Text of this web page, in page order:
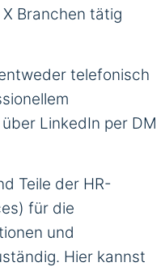
Branchen tätig
telefonisch
LinkedIn per DM
Teile der HR-
für die
und
Hier kannst